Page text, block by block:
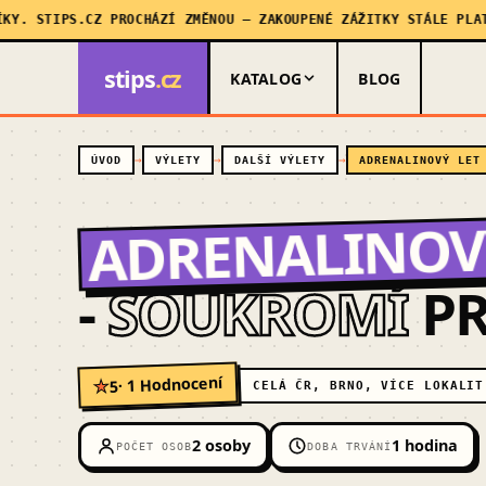
PROCHÁZÍ ZMĚNOU — ZAKOUPENÉ ZÁŽITKY STÁLE PLATÍ,
stips.cz KATALOG BLOG
ÚVOD VÝLETY DALŠÍ VÝLETY ADRENALINOVÝ
-SOUKROMÍ
★5· 1 Hodnocení CELÁ ČR, BRNO, VÍCE LOKALIT
POČET OSOB2 osoby DOBA TRVÁNÍ 1 hodina